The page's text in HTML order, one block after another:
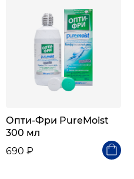
Опти-Фри PureMoist
300 мл
690 ₽